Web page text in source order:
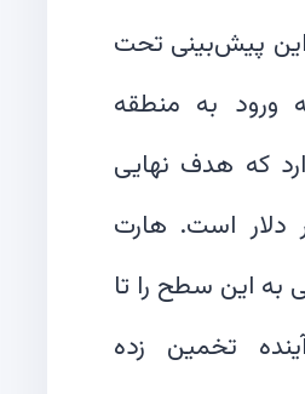
پیش‌بینی تحت
ورود به منطقه
که هدف نهایی
هزار دلار است. هارت
به این سطح را تا
تخمین زده